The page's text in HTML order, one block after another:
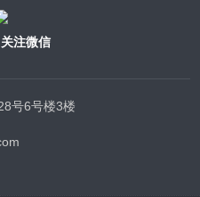
关注微信
号6号楼3楼